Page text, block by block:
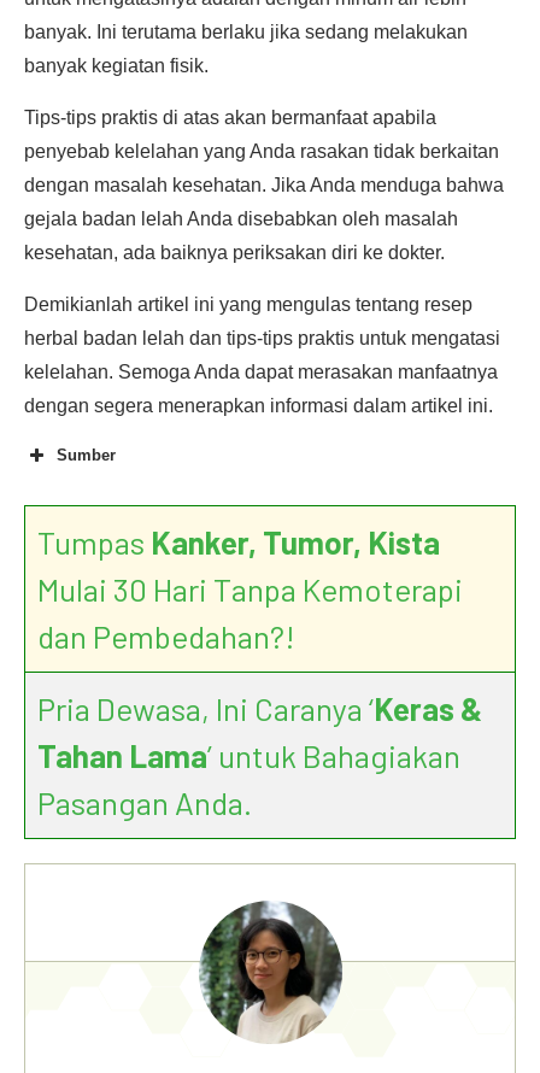
banyak. Ini terutama berlaku jika sedang melakukan
banyak kegiatan fisik.
Tips-tips praktis di atas akan bermanfaat apabila
penyebab kelelahan yang Anda rasakan tidak berkaitan
dengan masalah kesehatan. Jika Anda menduga bahwa
gejala badan lelah Anda disebabkan oleh masalah
kesehatan, ada baiknya periksakan diri ke dokter.
Demikianlah artikel ini yang mengulas tentang resep
herbal badan lelah dan tips-tips praktis untuk mengatasi
kelelahan. Semoga Anda dapat merasakan manfaatnya
dengan segera menerapkan informasi dalam artikel ini.
Sumber
Tumpas Kanker, Tumor, Kista
Mulai 30 Hari Tanpa Kemoterapi
dan Pembedahan?!
Pria Dewasa, Ini Caranya ‘Keras &
Tahan Lama’ untuk Bahagiakan
Pasangan Anda.